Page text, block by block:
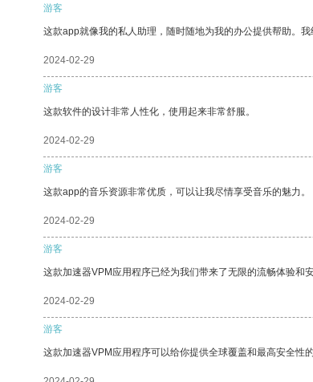
游客
这款app就像我的私人助理，随时随地为我的办公提供帮助。
2024-02-29
游客
这款软件的设计非常人性化，使用起来非常舒服。
2024-02-29
游客
这款app的音乐资源非常优质，可以让我尽情享受音乐的魅力。
2024-02-29
游客
这款加速器VPM应用程序已经为我们带来了无限的流畅体验和安
2024-02-29
游客
这款加速器VPM应用程序可以给你提供全球覆盖和最高安全性的